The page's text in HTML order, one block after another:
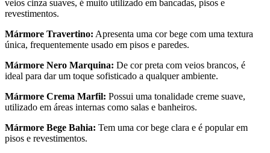
veios cinza suaves, é muito utilizado em bancadas, pisos e
revestimentos.
Mármore Travertino: Apresenta uma cor bege com uma textura
única, frequentemente usado em pisos e paredes.
Mármore Nero Marquina: De cor preta com veios brancos, é
ideal para dar um toque sofisticado a qualquer ambiente.
Mármore Crema Marfil: Possui uma tonalidade creme suave,
utilizado em áreas internas como salas e banheiros.
Mármore Bege Bahia: Tem uma cor bege clara e é popular em
pisos e revestimentos.